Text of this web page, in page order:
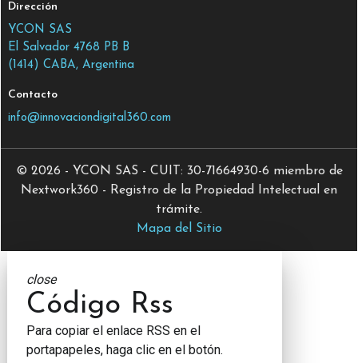
Dirección
YCON SAS
El Salvador 4768 PB B
(1414) CABA, Argentina
Contacto
info@innovaciondigital360.com
© 2026 - YCON SAS - CUIT: 30-71664930-6 miembro de
Nextwork360 - Registro de la Propiedad Intelectual en
trámite.
Mapa del Sitio
close
Código Rss
Para copiar el enlace RSS en el
portapapeles, haga clic en el botón.